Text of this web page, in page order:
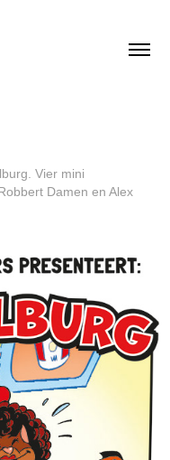
Vier mini
Damen en Alex